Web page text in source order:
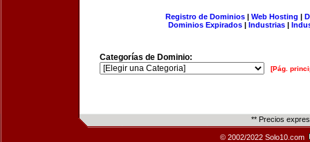
Registro de Dominios| Web Hosting |
Dominios Expirados | Industrias |
Categorías de Dominio:
[Pág.
** Precios
© 2002/2022 Solo10.com